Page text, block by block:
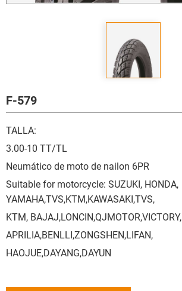
F-579
TALLA:
3.00-10 TT/TL
Neumático de moto de nailon 6PR
Suitable for motorcycle: SUZUKI, HONDA,
YAMAHA,TVS,KTM,KAWASAKI,TVS,
KTM, BAJAJ,LONCIN,QJMOTOR,VICTORY,
APRILIA,BENLLI,ZONGSHEN,LIFAN,
HAOJUE,DAYANG,DAYUN